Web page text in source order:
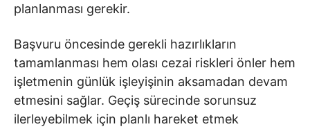
planlanması gerekir.
Başvuru öncesinde gerekli hazırlıkların
tamamlanması hem olası cezai riskleri önler hem
işletmenin günlük işleyişinin aksamadan devam
etmesini sağlar. Geçiş sürecinde sorunsuz
ilerleyebilmek için planlı hareket etmek